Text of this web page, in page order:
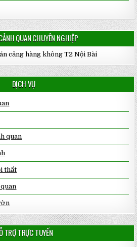
QUAN CHUYÊN NGHIỆP
DỊCH VỤ
quan
thất
TRỢ TRỰC TUYẾN